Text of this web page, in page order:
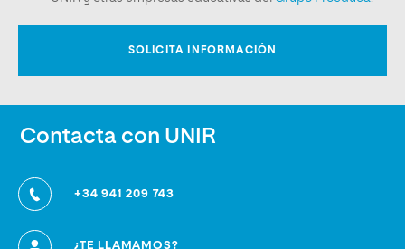
Contacta con UNIR
+34 941 209 743
¿TE LLAMAMOS?